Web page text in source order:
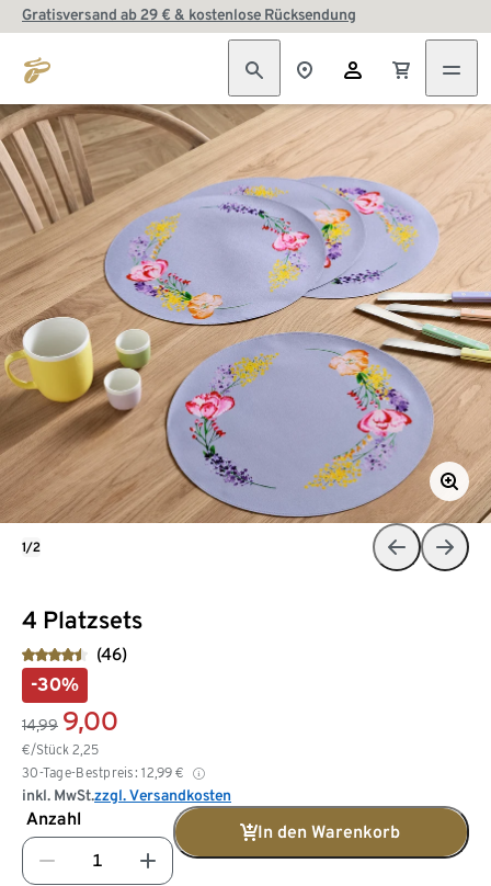
Gratisversand ab 29 € & kostenlose Rücksendung
4 Platzsets
(46)
-30%
14,99 9,00
€/Stück 2,25
30-Tage-Bestpreis: 12,99 €
inkl. MwSt.zzgl. Versandkosten
Anzahl
In den Warenkorb
1/2